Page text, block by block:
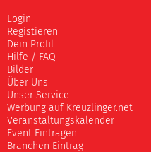
Login
Registieren
Dein Profil
Hilfe / FAQ
Bilder
Über Uns
Unser Service
Werbung auf Kreuzlinger.net
Veranstaltungskalender
Event Eintragen
Branchen Eintrag